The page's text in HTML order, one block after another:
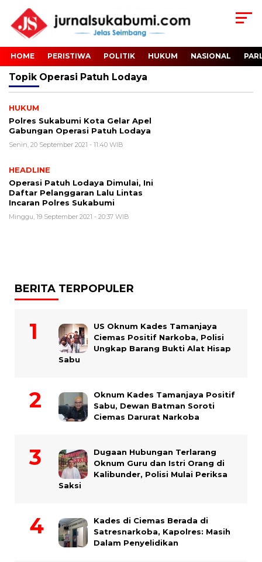
HOME PERISTIWA POLITIK HUKUM NASIONAL
Topik Operasi Patuh Lodaya
HUKUM
Polres Sukabumi Kota Gelar Apel
Gabungan Operasi Patuh Lodaya
Senin, 20 September 2021 - 11:40 WIB
HEADLINE
Operasi Patuh Lodaya Dimulai, Ini
Daftar Pelanggaran Lalu Lintas
Incaran Polres Sukabumi
Minggu, 19 September 2021 - 20:37 WIB
BERITA TERPOPULER
US Oknum Kades Tamanjaya
Ciemas Positif Narkoba, Polisi
Ungkap Barang Bukti Alat Hisap
Sabu
Oknum Kades Tamanjaya Positif
Sabu, Dewan Batman Soroti
Ciemas Darurat Narkoba
Dugaan Hubungan Terlarang
Oknum Guru dan Istri Orang di
Kalibunder, Polisi Mulai Periksa
Saksi
Kades di Ciemas Berada di
Satresnarkoba, Kapolres: Masih
Dalam Penyelidikan